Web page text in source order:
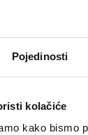
Pojedinosti
kolačiće
kako bismo
iz Biologije za 2.
CIJENA:19,50